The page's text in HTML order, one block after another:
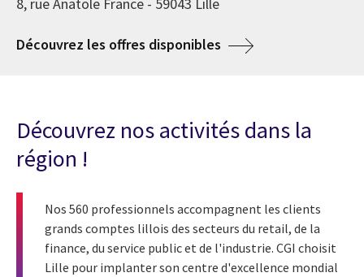
Découvrez les offres disponibles
Découvrez nos activités dans la
région !
Nos 560 professionnels accompagnent les clients
grands comptes lillois des secteurs du retail, de la
finance, du service public et de l'industrie. CGI choisit
Lille pour implanter son centre d'excellence mondial